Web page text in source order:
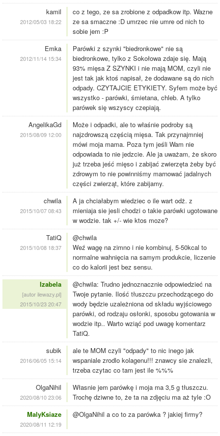
kamil
2012/05/03 18:22
co z tego, ze sa zrobione z odpadkow itp. Wazne
ze sa smaczne :D umrzec nie umre od nich to
sobie jem :P
Emka
2012/11/14 15:34
Parówki z szynki "biedronkowe" nie są
biedronkowe, tylko z Sokołowa zdaje się. Mają
93% mięsa Z SZYNKI i nie mają MOM, czyli nie
jest tak jak ktoś napisał, że dodawane są do nich
odpady. CZYTAJCIE ETYKIETY. Syfem może być
wszystko - parówki, śmietana, chleb. A tylko
parówek się wszyscy czepiają.
AngelikaGd
2015/08/09 12:00
Może i odpadki, ale to właśnie podroby są
najzdrowszą częścią mięsa. Tak przynajmniej
mówi moja mama. Poza tym jeśli Wam nie
odpowiada to nie jedzcie. Ale ja uważam, że skoro
już trzeba jeść mięso i zabijać zwierzęta żeby być
zdrowym to nie powinniśmy marnować jadalnych
części zwierząt, które zabijamy.
chwila
2015/10/07 08:43
A ja chciałabym wiedziec o ile wart odż. z
mieniaja sie jesli chodzi o takie parówki ugotowane
w wodzie. tak +/- wie ktos moze?
TatiQ
2015/10/08 18:37
@chwila
Weź wagę na zimno i nie kombinuj, 5-50kcal to
normalne wahnięcia na samym produkcie, liczenie
co do kalorii jest bez sensu.
Izabela
[autor ilewazy.pl]
2015/10/23 20:47
@chwila: Trudno jednoznacznie odpowiedzieć na
Twoje pytanie. Ilość tłuszczu przechodzącego do
wody będzie uzależniona od składu wyjściowego
parówki, od rodzaju osłonki, sposobu gotowania w
wodzie itp.. Warto wziąć pod uwagę komentarz
TatiQ.
subik
2016/06/05 15:14
ale te MOM czyli "odpady" to nic inego jak
wspaniale zrodlo kolagenu!!! znawcy sie znalezli,
trzeba czytac co tam jest ile %%%
OlgaNihil
2020/08/10 23:06
Własnie jem parówkę i moja ma 3,5 g tłuszczu.
Trochę dziwne to, że ta na zdjęciu ma aż tyle :O
MalyKsiaze
2020/08/11 12:19
@OlgaNihil a co to za parówka ? jakiej firmy?